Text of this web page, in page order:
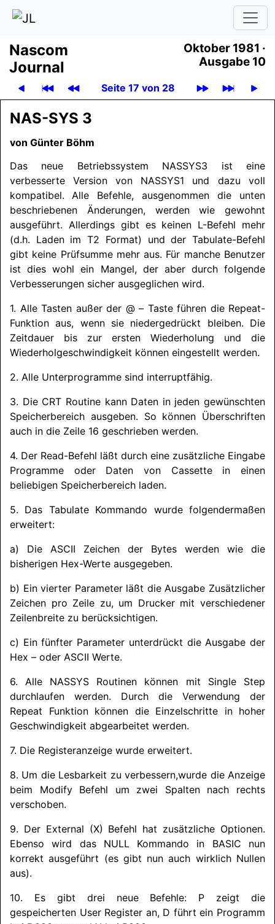
Nascom
Journal
Oktober 1981 ·
Ausgabe 10
Seite 17 von 28
NAS-SYS 3
von Günter Böhm
Das neue Betriebssystem NASSYS3 ist eine
verbesserte Version von NASSYS1 und dazu voll
kompatibel. Alle Befehle, ausgenommen die unten
beschriebenen Änderungen, werden wie gewohnt
ausgeführt. Allerdings gibt es keinen L-Befehl mehr
(d.h. Laden im T2 Format) und der Tabulate-Befehl
gibt keine Prüfsumme mehr aus. Für manche Benutzer
ist dies wohl ein Mangel, der aber durch folgende
Verbesserungen sicher ausgeglichen wird.
1. Alle Tasten außer der @ – Taste führen die Repeat-
Funktion aus, wenn sie niedergedrückt bleiben. Die
Zeitdauer bis zur ersten Wiederholung und die
Wiederholgeschwindigkeit können eingestellt werden.
2. Alle Unterprogramme sind interruptfähig.
3. Die CRT Routine kann Daten in jeden gewünschten
Speicherbereich ausgeben. So können Überschriften
auch in die Zeile 16 geschrieben werden.
4. Der Read-Befehl läßt durch eine zusätzliche Eingabe
Programme oder Daten von Cassette in einen
beliebigen Speicherbereich laden.
5. Das Tabulate Kommando wurde folgendermaßen
erweitert:
a) Die ASCII Zeichen der Bytes werden wie die
bisherigen Hex-Werte ausgegeben.
b) Ein vierter Parameter läßt die Ausgabe Zusätzlicher
Zeichen pro Zeile zu, um Drucker mit verschiedener
Zeilenbreite zu berücksichtigen.
c) Ein fünfter Parameter unterdrückt die Ausgabe der
Hex – oder ASCII Werte.
6. Alle NASSYS Routinen können mit Single Step
durchlaufen werden. Durch die Verwendung der
Repeat Funktion können die Einzelschritte in hoher
Geschwindigkeit abgearbeitet werden.
7. Die Registeranzeige wurde erweitert.
8. Um die Lesbarkeit zu verbessern,wurde die Anzeige
beim Modify Befehl um zwei Spalten nach rechts
verschoben.
9. Der External (X) Befehl hat zusätzliche Optionen.
Ebenso wird das NULL Kommando in BASIC nun
korrekt ausgeführt (es gibt nun auch wirklich Nullen
aus).
10. Es gibt drei neue Befehle: P zeigt die
gespeicherten User Register an, D führt ein Programm